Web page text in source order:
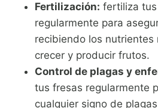
Fertilización: fertiliza
regularmente para
recibiendo los nutrientes
crecer y producir frutos.
Control de plagas y
tus fresas regularmente
cualquier signo de